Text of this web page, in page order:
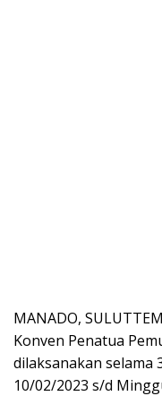
MANADO,
Konven Penatua
dilaksanakan selama
10/02/2023 s/d